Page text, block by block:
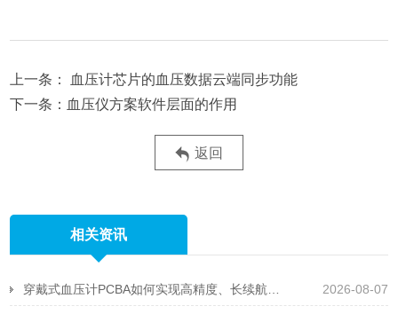
血压计芯片的血压数据云端同步功能
血压仪方案软件层面的作用
返回
相关资讯
2026-08-07